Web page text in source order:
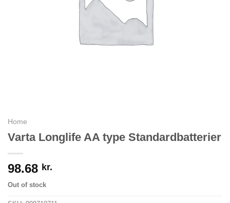
Home
Varta Longlife AA type Standardbatterier
98.68 kr.
Out of stock